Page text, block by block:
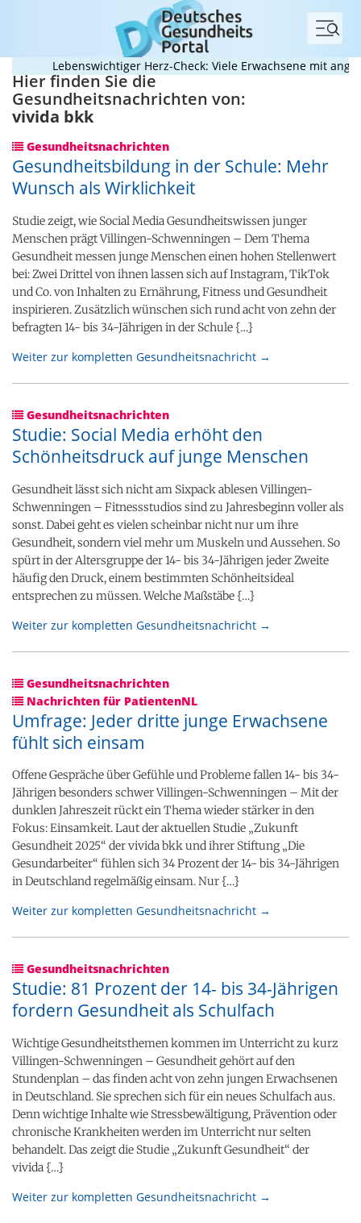
Menü
Lebenswichtiger Herz-Check: Viele Erwachsene mit
Hier finden Sie die
Gesundheitsnachrichten von:
vivida bkk
Gesundheitsnachrichten
Gesundheitsbildung in der Schule: Mehr
Wunsch als Wirklichkeit
Studie zeigt, wie Social Media Gesundheitswissen junger
Menschen prägt Villingen-Schwenningen – Dem Thema
Gesundheit messen junge Menschen einen hohen Stellenwert
bei: Zwei Drittel von ihnen lassen sich auf Instagram, TikTok
und Co. von Inhalten zu Ernährung, Fitness und Gesundheit
inspirieren. Zusätzlich wünschen sich rund acht von zehn der
befragten 14- bis 34-Jährigen in der Schule {…}
Weiter zur kompletten Gesundheitsnachricht →
Gesundheitsnachrichten
Studie: Social Media erhöht den
Schönheitsdruck auf junge Menschen
Gesundheit lässt sich nicht am Sixpack ablesen Villingen-
Schwenningen – Fitnessstudios sind zu Jahresbeginn voller als
sonst. Dabei geht es vielen scheinbar nicht nur um ihre
Gesundheit, sondern viel mehr um Muskeln und Aussehen. So
spürt in der Altersgruppe der 14- bis 34-Jährigen jeder Zweite
häufig den Druck, einem bestimmten Schönheitsideal
entsprechen zu müssen. Welche Maßstäbe {…}
Weiter zur kompletten Gesundheitsnachricht →
Gesundheitsnachrichten
Nachrichten für PatientenNL
Umfrage: Jeder dritte junge Erwachsene
fühlt sich einsam
Offene Gespräche über Gefühle und Probleme fallen 14- bis 34-
Jährigen besonders schwer Villingen-Schwenningen – Mit der
dunklen Jahreszeit rückt ein Thema wieder stärker in den
Fokus: Einsamkeit. Laut der aktuellen Studie „Zukunft
Gesundheit 2025“ der vivida bkk und ihrer Stiftung „Die
Gesundarbeiter“ fühlen sich 34 Prozent der 14- bis 34-Jährigen
in Deutschland regelmäßig einsam. Nur {…}
Weiter zur kompletten Gesundheitsnachricht →
Gesundheitsnachrichten
Studie: 81 Prozent der 14- bis 34-Jährigen
fordern Gesundheit als Schulfach
Wichtige Gesundheitsthemen kommen im Unterricht zu kurz
Villingen-Schwenningen – Gesundheit gehört auf den
Stundenplan – das finden acht von zehn jungen Erwachsenen
in Deutschland. Sie sprechen sich für ein neues Schulfach aus.
Denn wichtige Inhalte wie Stressbewältigung, Prävention oder
chronische Krankheiten werden im Unterricht nur selten
behandelt. Das zeigt die Studie „Zukunft Gesundheit“ der
vivida {…}
Weiter zur kompletten Gesundheitsnachricht →